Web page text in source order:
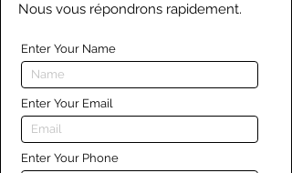
Nous vous répondrons rapidement.
Enter Your Name
Enter Your Email
Enter Your Phone